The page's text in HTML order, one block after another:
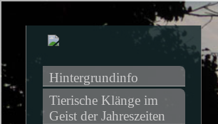
Hintergrundinfo
Tierische Klänge im
Geist der Jahreszeiten